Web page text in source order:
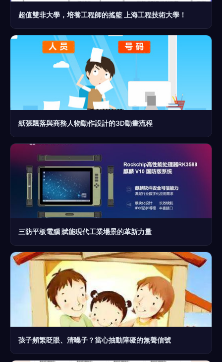
超值雙非大學，培養工程師的搖籃 上海工程技術大學！
紙張飄落與商務人物動作設計的3D動畫流程
三防平板電腦 賦能現代工業場景的革新力量
孩子頻繁眨眼、清嗓子？當心抽動障礙的無聲信號